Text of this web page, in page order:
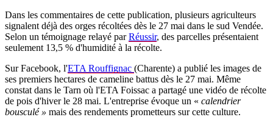
Dans les commentaires de cette publication, plusieurs agriculteurs
signalent déjà des orges récoltées dès le 27 mai dans le sud Vendée.
Selon un témoignage relayé parRéussir, des parcelles présentaient
seulement 13,5 % d'humidité à la récolte.
Sur Facebook, l'ETA Rouffignac (Charente) a publié les images de
ses premiers hectares de cameline battus dès le 27 mai. Même
constat dans le Tarn où l'ETA Foissac a partagé une vidéo de récolte
de pois d'hiver le 28 mai. L'entreprise évoque un « calendrier
bousculé » mais des rendements prometteurs sur cette culture.